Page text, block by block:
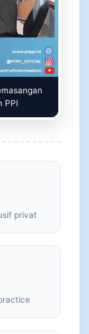
PPI
privat